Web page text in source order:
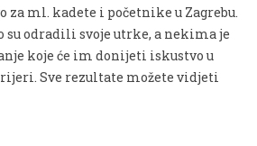
za ml. kadete i početnike u Zagrebu.
odradili svoje utrke, a nekima je
koje će im donijeti iskustvo u
Sve rezultate možete vidjeti